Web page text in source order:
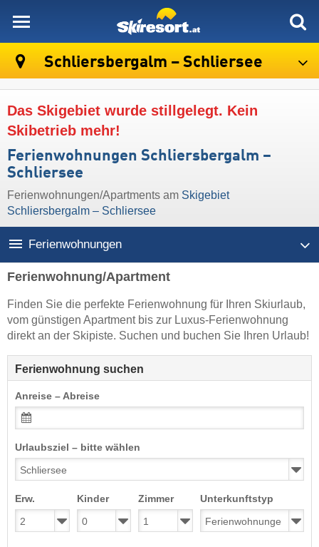
Schliersbergalm – Schliersee
Das Skigebiet wurde stillgelegt. Kein
Skibetrieb mehr!
Ferienwohnungen Schliersbergalm –
Schliersee
Ferienwohnungen/Apartments am Skigebiet
Schliersbergalm – Schliersee
Ferienwohnungen
Ferienwohnung/Apartment
Finden Sie die perfekte Ferienwohnung für Ihren Skiurlaub,
vom günstigen Apartment bis zur Luxus-Ferienwohnung
direkt an der Skipiste. Suchen und buchen Sie Ihren Urlaub!
Ferienwohnung suchen
Anreise – Abreise
Urlaubsziel – bitte wählen
Erw. Kinder Zimmer Unterkunftstyp